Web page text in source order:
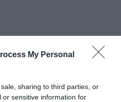
My Personal
sharing to third parties, or
or sensitive information for
lykavitos.gr